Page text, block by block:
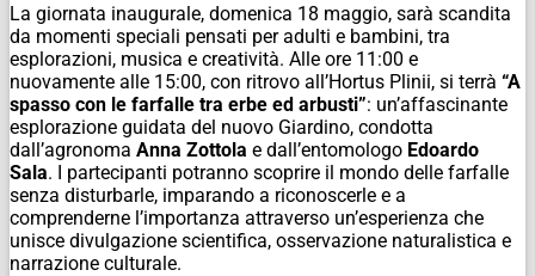
La giornata inaugurale, domenica 18 maggio, sarà scandita
da momenti speciali pensati per adulti e bambini, tra
esplorazioni, musica e creatività. Alle ore 11:00 e
nuovamente alle 15:00, con ritrovo all’Hortus Plinii, si terrà “A
spasso con le farfalle tra erbe ed arbusti”: un’affascinante
esplorazione guidata del nuovo Giardino, condotta
dall’agronoma Anna Zottola e dall’entomologo Edoardo
Sala. I partecipanti potranno scoprire il mondo delle farfalle
senza disturbarle, imparando a riconoscerle e a
comprenderne l’importanza attraverso un’esperienza che
unisce divulgazione scientifica, osservazione naturalistica e
narrazione culturale.